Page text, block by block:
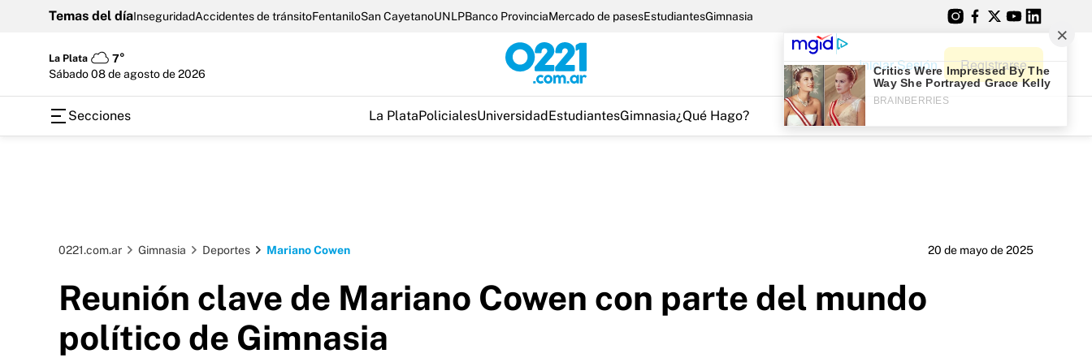
Temas del díaInseguridadAccidentes de tránsitoFentaniloSan CayetanoUNLPBanco ProvinciaMercado de pasesEstudiantesGimnasia
La Plata
7°
sábado 08 de agosto de 2026
Iniciar Sesión Registrarse
Secciones La PlataPolicialesUniversidadEstudiantesGimnasia¿Qué Hago?
0221.com.ar Gimnasia Deportes Mariano Cowen 20 de mayo de 2025
Reunión clave de Mariano Cowen con parte del mundo
político de Gimnasia